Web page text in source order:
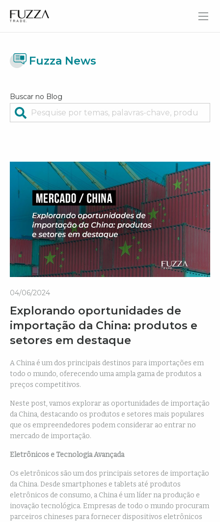
Fuzza Trade
Fuzza News
Buscar no Blog
04/06/2024
Explorando oportunidades de
importação da China: produtos e
setores em destaque
A China é um dos principais destinos para importações em
todo o mundo, oferecendo uma ampla gama de produtos a
preços competitivos.
Neste post, vamos explorar as oportunidades de importação
da China, destacando os produtos e setores mais populares
que os empreendedores podem considerar ao entrar no
mercado de importação.
Eletrônicos e Tecnologia Avançada
Os eletrônicos são um dos principais setores de importação
da China. Desde smartphones e tablets até produtos
eletrônicos de consumo, a China é um líder na produção e
inovação tecnológica. Empresas de todo o mundo procuram
parceiros chineses para fornecer dispositivos eletrônicos